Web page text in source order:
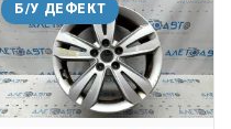
Б/У ДЕФЕКТ